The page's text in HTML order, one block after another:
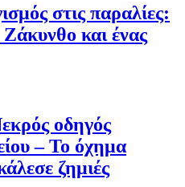
στις παραλίες:
και ένας
οδηγός
– Το όχημα
ζημιές